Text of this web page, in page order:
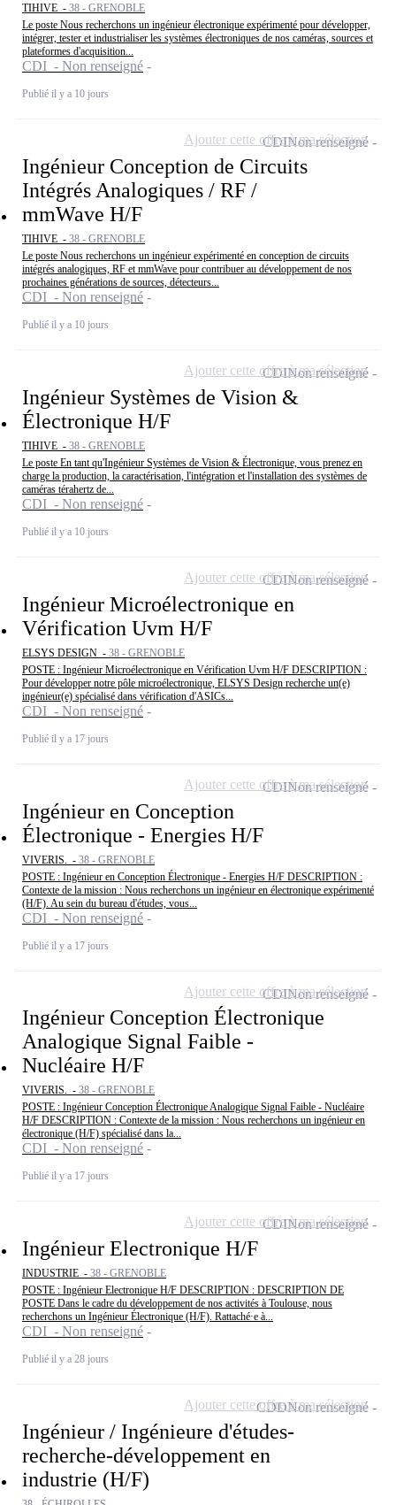
TIHIVE - 38 - GRENOBLE
Le poste Nous recherchons un ingénieur électronique expérimenté pour développer,
intégrer, tester et industrialiser les systèmes électroniques de nos caméras, sources et
plateformes d'acquisition...
CDI - Non renseigné
Publié il y a 10 jours
Ingénieur Conception de Circuits
Intégrés Analogiques / RF /
mmWave H/F
TIHIVE - 38 - GRENOBLE
Le poste Nous recherchons un ingénieur expérimenté en conception de circuits
intégrés analogiques, RF et mmWave pour contribuer au développement de nos
prochaines générations de sources, détecteurs...
CDI - Non renseigné
Publié il y a 10 jours
CDINon renseigné
Ajouter cette offre à ma sélection
Ingénieur Systèmes de Vision &
Électronique H/F
TIHIVE - 38 - GRENOBLE
Le poste En tant qu'Ingénieur Systèmes de Vision & Électronique, vous prenez en
charge la production, la caractérisation, l'intégration et l'installation des systèmes de
caméras térahertz de...
CDI - Non renseigné
Publié il y a 10 jours
CDINon renseigné
Ajouter cette offre à ma sélection
Ingénieur Microélectronique en
Vérification Uvm H/F
ELSYS DESIGN - 38 - GRENOBLE
POSTE : Ingénieur Microélectronique en Vérification Uvm H/F DESCRIPTION :
Pour développer notre pôle microélectronique, ELSYS Design recherche un(e)
ingénieur(e) spécialisé dans vérification d'ASICs...
CDI - Non renseigné
Publié il y a 17 jours
CDINon renseigné
Ajouter cette offre à ma sélection
Ingénieur en Conception
Électronique - Energies H/F
VIVERIS. - 38 - GRENOBLE
POSTE : Ingénieur en Conception Électronique - Energies H/F DESCRIPTION :
Contexte de la mission : Nous recherchons un ingénieur en électronique expérimenté
(H/F). Au sein du bureau d'études, vous...
CDI - Non renseigné
Publié il y a 17 jours
CDINon renseigné
Ajouter cette offre à ma sélection
Ingénieur Conception Électronique
Analogique Signal Faible -
Nucléaire H/F
VIVERIS. - 38 - GRENOBLE
POSTE : Ingénieur Conception Électronique Analogique Signal Faible - Nucléaire
H/F DESCRIPTION : Contexte de la mission : Nous recherchons un ingénieur en
électronique (H/F) spécialisé dans la...
CDI - Non renseigné
Publié il y a 17 jours
CDINon renseigné
Ajouter cette offre à ma sélection
Ingénieur Electronique H/F
INDUSTRIE - 38 - GRENOBLE
POSTE : Ingénieur Electronique H/F DESCRIPTION : DESCRIPTION DE
POSTE Dans le cadre du développement de nos activités à Toulouse, nous
recherchons un Ingénieur Électronique (H/F). Rattaché·e à...
CDI - Non renseigné
Publié il y a 28 jours
CDINon renseigné
Ajouter cette offre à ma sélection
Ingénieur / Ingénieure d'études-
recherche-développement en
industrie (H/F)
CDDNon renseigné
Ajouter cette offre à ma sélection